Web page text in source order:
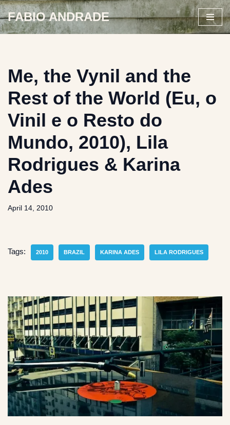
Skip
FABIO ANDRADE
Me, the Vynil and the
Rest of the World (Eu, o
Vinil e o Resto do
Mundo, 2010), Lila
Rodrigues & Karina
Ades
April 14, 2010
Tags: 2010 BRAZIL KARINA ADES LILA RODRIGUES